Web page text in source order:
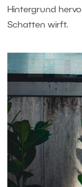
Hintergrund
Schatten wirft.